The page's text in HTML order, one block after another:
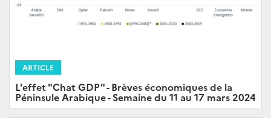
ARTICLE
L'effet "Chat GDP" - Brèves économiques de la
Péninsule Arabique - Semaine du 11 au 17 mars 2024